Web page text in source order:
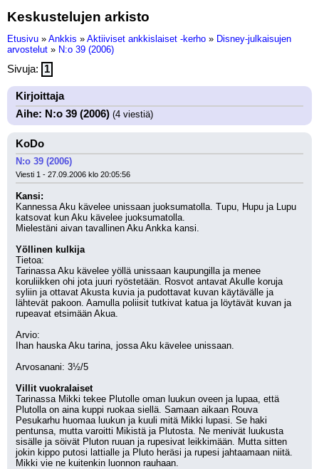
Keskustelujen arkisto
Etusivu » Ankkis » Aktiiviset ankkislaiset -kerho » Disney-julkaisujen
arvostelut » N:o 39 (2006)
Sivuja: 1
Kirjoittaja
Aihe: N:o 39 (2006) (4 viestiä)
KoDo
N:o 39 (2006)
Viesti 1 - 27.09.2006 klo 20:05:56
Kansi:
Kannessa Aku kävelee unissaan juoksumatolla. Tupu, Hupu ja Lupu
katsovat kun Aku kävelee juoksumatolla.
Mielestäni aivan tavallinen Aku Ankka kansi.
Yöllinen kulkija
Tietoa:
Tarinassa Aku kävelee yöllä unissaan kaupungilla ja menee
koruliikken ohi jota juuri ryöstetään. Rosvot antavat Akulle koruja
syliin ja ottavat Akusta kuvia ja pudottavat kuvan käytävälle ja
lähtevät pakoon. Aamulla poliisit tutkivat katua ja löytävät kuvan ja
rupeavat etsimään Akua.
Arvio:
Ihan hauska Aku tarina, jossa Aku kävelee unissaan.
Arvosanani: 3½/5
Villit vuokralaiset
Tarinassa Mikki tekee Plutolle oman luukun oveen ja lupaa, että
Plutolla on aina kuppi ruokaa siellä. Samaan aikaan Rouva
Pesukarhu huomaa luukun ja kuuli mitä Mikki lupasi. Se haki
pentunsa, mutta varoitti Mikistä ja Plutosta. Ne menivät luukusta
sisälle ja söivät Pluton ruuan ja rupesivat leikkimään. Mutta sitten
jokin kippo putosi lattialle ja Pluto heräsi ja rupesi jahtaamaan niitä.
Mikki vie ne kuitenkin luonnon rauhaan.